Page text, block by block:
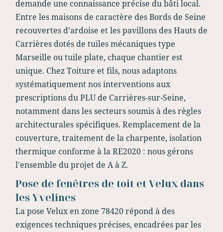
demande une connaissance précise du bâti local.
Entre les maisons de caractère des Bords de Seine
recouvertes d'ardoise et les pavillons des Hauts de
Carrières dotés de tuiles mécaniques type
Marseille ou tuile plate, chaque chantier est
unique. Chez Toiture et fils, nous adaptons
systématiquement nos interventions aux
prescriptions du PLU de Carrières-sur-Seine,
notamment dans les secteurs soumis à des règles
architecturales spécifiques. Remplacement de la
couverture, traitement de la charpente, isolation
thermique conforme à la RE2020 : nous gérons
l'ensemble du projet de A à Z.
Pose de fenêtres de toit et Velux dans
les Yvelines
La pose Velux en zone 78420 répond à des
exigences techniques précises, encadrées par les